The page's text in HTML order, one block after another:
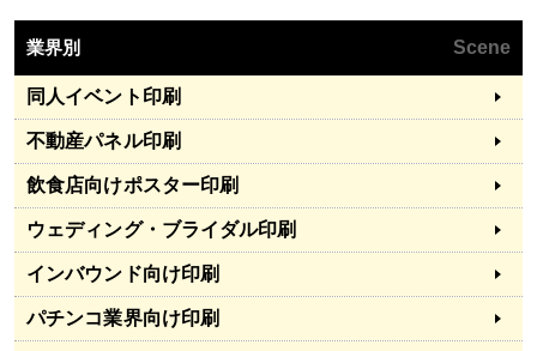
業界別 Scene
同人イベント印刷
不動産パネル印刷
飲食店向けポスター印刷
ウェディング・ブライダル印刷
インバウンド向け印刷
パチンコ業界向け印刷